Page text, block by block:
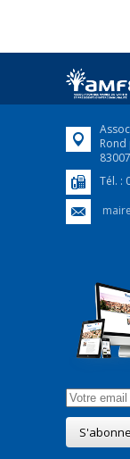
Afin
Tél. :